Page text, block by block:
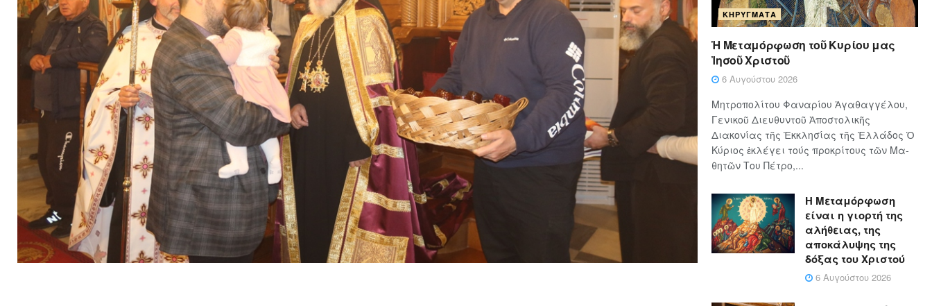
ΚΗΡΎΓΜΑΤΑ
Ἡ Μεταμόρφωση τοῦ Κυρίου μας
Ἰησοῦ Χριστοῦ
6 Αυγούστου 2026
Μητροπολίτου Φαναρίου Ἀγαθαγγέλου,
Γενικοῦ Διευθυντοῦ Ἀποστολικῆς
Διακονίας τῆς Ἐκκλησίας τῆς Ἑλλάδος Ὁ
Κύ­ρι­ος ἐκλέγει τούς προ­κρί­τους τῶν Μα­
θη­τῶν Του Πέ­τρο,...
Η Μεταμόρφωση
είναι η γιορτή της
αλήθειας, της
αποκάλυψης της
δόξας του Χριστού
6 Αυγούστου 2026